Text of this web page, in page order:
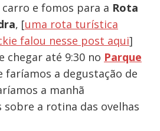
e fomos para a Rota
, [uma rota turística
falou nesse post aqui]
chegar até 9:30 no Parque
faríamos a degustação de
a manhã
sobre a rotina das ovelhas